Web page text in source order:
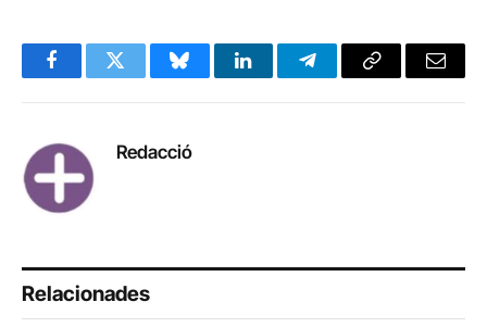
FacebookTwitter BlueskyLinkedInTelegramCopy
Email
Redacció
Relacionades